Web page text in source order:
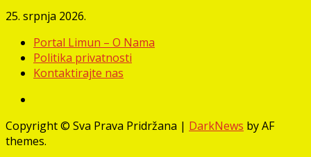
25. srpnja 2026.
Portal Limun – O Nama
Politika privatnosti
Kontaktirajte nas
Copyright © Sva Prava Pridržana | DarkNews by AF
themes.